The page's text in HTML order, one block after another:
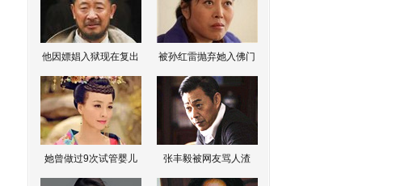
他因嫖娼入狱现在复出 被孙红雷抛弃她入佛门
她曾做过9次试管婴儿 张丰毅被网友骂人渣